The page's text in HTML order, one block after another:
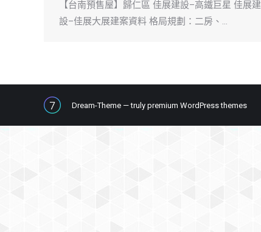
【台南預售屋】歸仁區 佳展建設–高鐵巨星 佳展建
設–佳展大展建案資料 格局規劃：二房、…
Dream-Theme — truly premium WordPress themes